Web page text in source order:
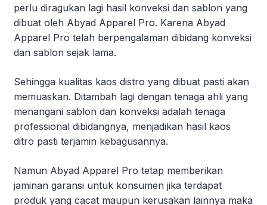
perlu diragukan lagi hasil konveksi dan sablon yang
dibuat oleh Abyad Apparel Pro. Karena Abyad
Apparel Pro telah berpengalaman dibidang konveksi
dan sablon sejak lama.
Sehingga kualitas kaos distro yang dibuat pasti akan
memuaskan. Ditambah lagi dengan tenaga ahli yang
menangani sablon dan konveksi adalah tenaga
professional dibidangnya, menjadikan hasil kaos
ditro pasti terjamin kebagusannya.
Namun Abyad Apparel Pro tetap memberikan
jaminan garansi untuk konsumen jika terdapat
produk yang cacat maupun kerusakan lainnya maka